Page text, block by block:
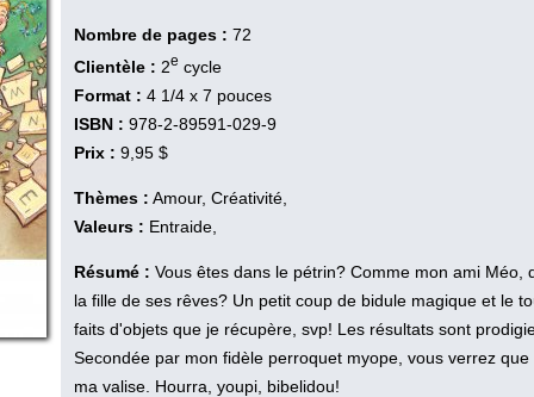
Nombre de pages : 72
Clientèle : 2e cycle
Format : 4 1/4 x 7 pouces
ISBN : 978-2-89591-029-9
Prix : 9,95 $
Thèmes : Amour, Créativité,
Valeurs : Entraide,
Résumé : Vous êtes dans le pétrin? Comme mon ami
la fille de ses rêves? Un petit coup de bidule magique et le
faits d'objets que je récupère, svp! Les résultats sont
Secondée par mon fidèle perroquet myope, vous verrez
ma valise. Hourra, youpi, bibelidou!